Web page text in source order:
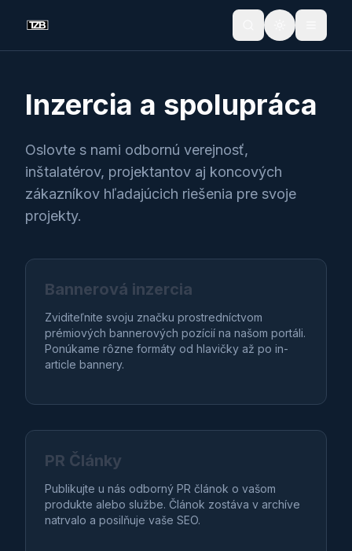
Prepnúť
Inzercia a spolupráca
Oslovte s nami odbornú verejnosť,
inštalatérov, projektantov aj koncových
zákazníkov hľadajúcich riešenia pre svoje
projekty.
Bannerová inzercia
Zviditeľnite svoju značku prostredníctvom
prémiových bannerových pozícií na našom portáli.
Ponúkame rôzne formáty od hlavičky až po in-
article bannery.
PR Články
Publikujte u nás odborný PR článok o vašom
produkte alebo službe. Článok zostáva v archíve
natrvalo a posilňuje vaše SEO.